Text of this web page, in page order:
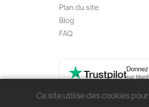
Plan du site
Blog
FAQ
sur
Ce site utilise des cookies